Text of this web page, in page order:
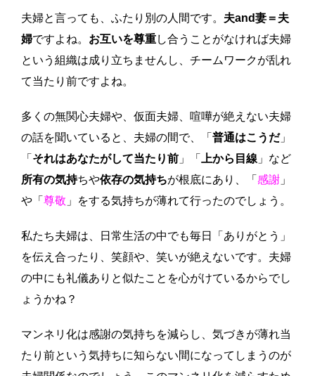
夫婦と言っても、ふたり別の人間です。 夫and妻＝夫
婦ですよね。 お互いを尊重し合うことがなければ夫婦
という組織は成り立ちませんし、チームワークが乱れ
て当たり前ですよね。
多くの無関心夫婦や、仮面夫婦、喧嘩が絶えない夫婦
の話を聞いていると、夫婦の間で、「 普通はこうだ」
「 それはあなたがして当たり前 」「 上から目線 」など
所有の気持ちや依存の気持ちが根底にあり、「 感謝 」
や「 尊敬 」をする気持ちが薄れて行ったのでしょう。
私たち夫婦は、日常生活の中でも毎日「ありがとう」
を伝え合ったり、笑顔や、笑いが絶えないです。夫婦
の中にも礼儀ありと似たことを心がけているからでし
ょうかね？
マンネリ化は感謝の気持ちを減らし、気づきが薄れ当
たり前という気持ちに知らない間になってしまうのが